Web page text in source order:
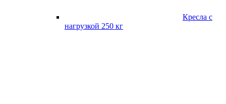
Кресла с
нагрузкой 250 кг